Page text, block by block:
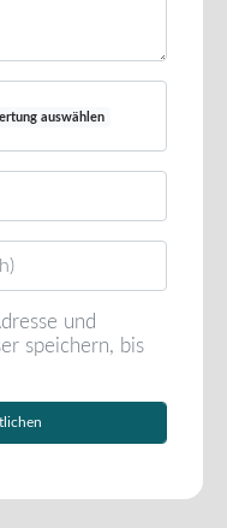
auswählen
und
speichern, bis